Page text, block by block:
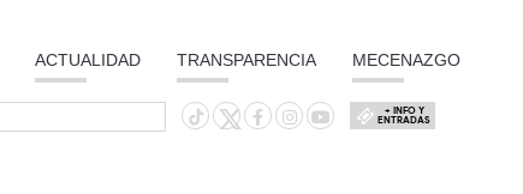
ACTUALIDAD TRANSPARENCIA MECENAZGO
+ INFO Y
ENTRADAS